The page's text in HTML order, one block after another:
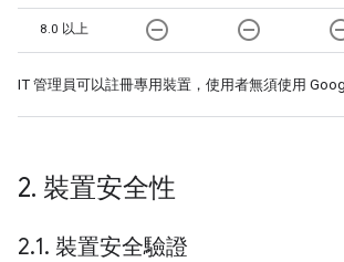
8.0 以上 remove_circle_outline remove_circle_outline
IT 管理員可以註冊專用裝置，使用者無須使用
2. 裝置安全性
2.1. 裝置安全驗證